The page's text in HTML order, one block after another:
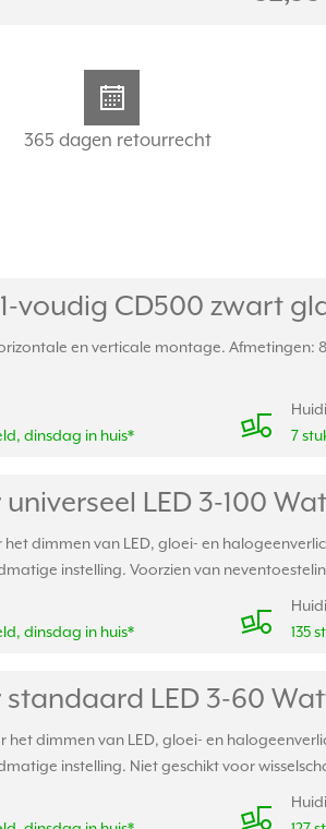
365 dagen retourrecht
voudig CD500 zwart
en verticale montage. Afmetingen:
dinsdag in huis*
7
LED 3-100 Watt
dimmen van LED, gloei- en
instelling. Voorzien van
dinsdag in huis*
135
LED 3-60 Watt
dimmen van LED, gloei- en
instelling. Niet geschikt voor